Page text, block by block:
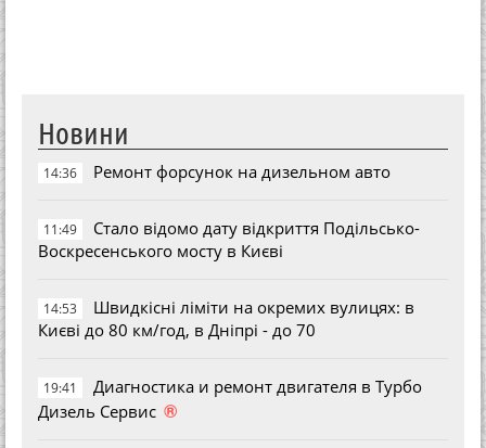
Новини
14:36 Ремонт форсунок на дизельном авто
11:49
Стало відомо дату відкриття Подільсько-
Воскресенського мосту в Києві
14:53
Швидкісні ліміти на окремих вулицях: в
Києві до 80 км/год, в Дніпрі - до 70
19:41
Диагностика и ремонт двигателя в Турбо
Дизель Сервис ®